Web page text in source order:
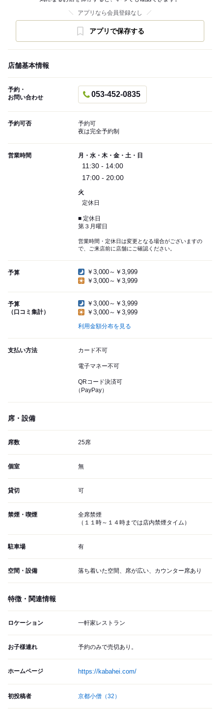
アプリなら会員登録なし
アプリで保存する
店舗基本情報
予約・
お問い合わせ
053-452-0835
予約可否
予約可
夜は完全予約制
営業時間 月・水・木・金・土・日
11:30 - 14:00
17:00 - 20:00
火
定休日
■ 定休日
第３月曜日
営業時間・定休日は変更となる場合がございますの
で、ご来店前に店舗にご確認ください。
予算
￥3,000～￥3,999
￥3,000～￥3,999
予算
（口コミ集計）
￥3,000～￥3,999
￥3,000～￥3,999
利用金額分布を見る
支払い方法 カード不可
電子マネー不可
QRコード決済可
（PayPay）
席・設備
席数 25席
個室 無
貸切 可
禁煙・喫煙
全席禁煙
（１１時～１４時までは店内禁煙タイム）
駐車場 有
空間・設備 落ち着いた空間、席が広い、カウンター席あり
特徴・関連情報
ロケーション 一軒家レストラン
お子様連れ 予約のみで売切あり。
ホームページ https://kabahei.com/
初投稿者 京都小僧 （32）